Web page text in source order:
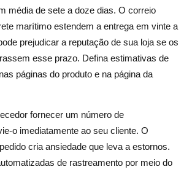
média de sete a doze dias. O correio
marítimo estendem a entrega em vinte a
prejudicar a reputação de sua loja se os
esse prazo. Defina estimativas de
páginas do produto e na página da
fornecer um número de
o imediatamente ao seu cliente. O
cria ansiedade que leva a estornos.
de rastreamento por meio do